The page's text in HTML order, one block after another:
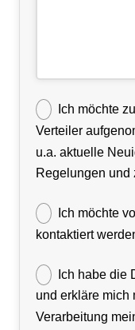
Ich möchte
Verteiler
u.a. aktuelle
Regelungen und
Ich möchte
kontaktiert
Ich habe die
und erkläre mich
Verarbeitung